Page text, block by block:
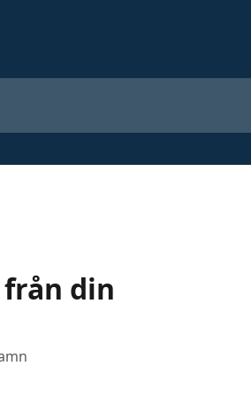
din